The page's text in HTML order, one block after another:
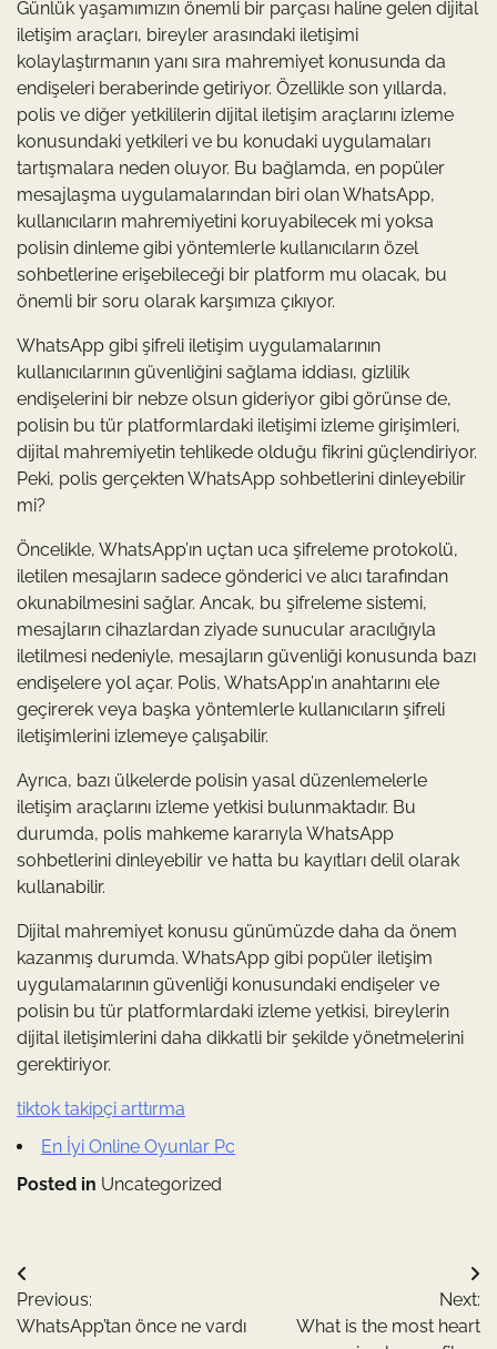
Günlük yaşamımızın önemli bir parçası haline gelen dijital
iletişim araçları, bireyler arasındaki iletişimi
kolaylaştırmanın yanı sıra mahremiyet konusunda da
endişeleri beraberinde getiriyor. Özellikle son yıllarda,
polis ve diğer yetkililerin dijital iletişim araçlarını izleme
konusundaki yetkileri ve bu konudaki uygulamaları
tartışmalara neden oluyor. Bu bağlamda, en popüler
mesajlaşma uygulamalarından biri olan WhatsApp,
kullanıcıların mahremiyetini koruyabilecek mi yoksa
polisin dinleme gibi yöntemlerle kullanıcıların özel
sohbetlerine erişebileceği bir platform mu olacak, bu
önemli bir soru olarak karşımıza çıkıyor.
WhatsApp gibi şifreli iletişim uygulamalarının
kullanıcılarının güvenliğini sağlama iddiası, gizlilik
endişelerini bir nebze olsun gideriyor gibi görünse de,
polisin bu tür platformlardaki iletişimi izleme girişimleri,
dijital mahremiyetin tehlikede olduğu fikrini güçlendiriyor.
Peki, polis gerçekten WhatsApp sohbetlerini dinleyebilir
mi?
Öncelikle, WhatsApp’ın uçtan uca şifreleme protokolü,
iletilen mesajların sadece gönderici ve alıcı tarafından
okunabilmesini sağlar. Ancak, bu şifreleme sistemi,
mesajların cihazlardan ziyade sunucular aracılığıyla
iletilmesi nedeniyle, mesajların güvenliği konusunda bazı
endişelere yol açar. Polis, WhatsApp’ın anahtarını ele
geçirerek veya başka yöntemlerle kullanıcıların şifreli
iletişimlerini izlemeye çalışabilir.
Ayrıca, bazı ülkelerde polisin yasal düzenlemelerle
iletişim araçlarını izleme yetkisi bulunmaktadır. Bu
durumda, polis mahkeme kararıyla WhatsApp
sohbetlerini dinleyebilir ve hatta bu kayıtları delil olarak
kullanabilir.
Dijital mahremiyet konusu günümüzde daha da önem
kazanmış durumda. WhatsApp gibi popüler iletişim
uygulamalarının güvenliği konusundaki endişeler ve
polisin bu tür platformlardaki izleme yetkisi, bireylerin
dijital iletişimlerini daha dikkatli bir şekilde yönetmelerini
gerektiriyor.
tiktok takipçi arttırma
En İyi Online Oyunlar Pc
Posted in Uncategorized
Yazı
gezinmesi
Previous:
WhatsApp’tan önce ne vardı
Next:
What is the most heart